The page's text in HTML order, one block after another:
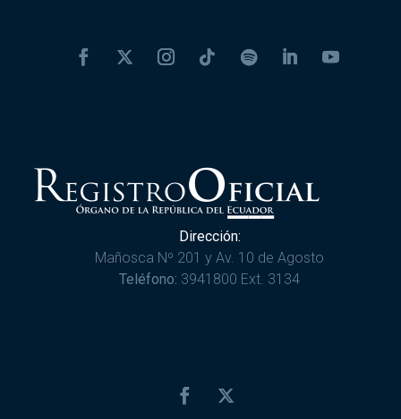
Dirección:
Mañosca Nº 201 y Av. 10 de Agosto
Teléfono: 3941800 Ext. 3134